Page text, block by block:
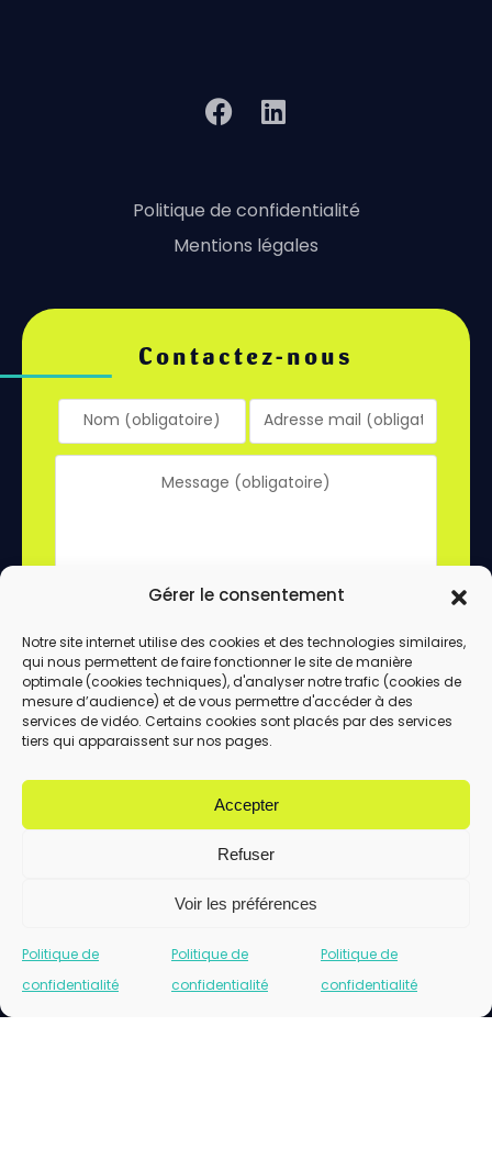
Gérer le consentement
Notre site internet utilise des cookies et des technologies similaires,
qui nous permettent de faire fonctionner le site de manière
optimale (cookies techniques), d'analyser notre trafic (cookies de
mesure d’audience) et de vous permettre d'accéder à des
services de vidéo. Certains cookies sont placés par des services
tiers qui apparaissent sur nos pages.
Accepter
Refuser
Voir les préférences
Politique de
confidentialité
Politique de
confidentialité
Politique de
confidentialité
Politique de confidentialité
Mentions légales
Contactez-nous
En utilisant ce formulaire, vous acceptez le
stockage et le traitement de vos données
par ce site.